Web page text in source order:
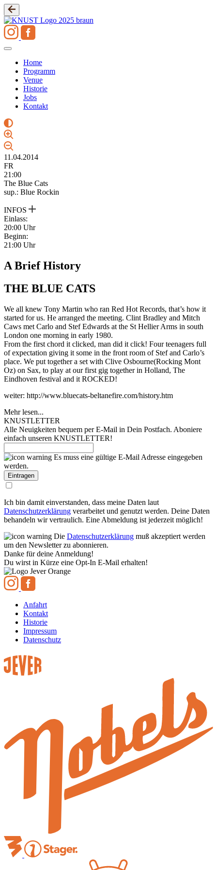
Zum
Inhalt
springen
Home
Programm
Venue
Historie
Jobs
Kontakt
11.04.2014
FR
21:00
The Blue Cats
sup.: Blue Rockin
INFOS
Einlass:
20:00 Uhr
Beginn:
21:00 Uhr
A Brief History
THE BLUE CATS
We all knew Tony Martin who ran Red Hot Records, that’s how it
started for us. He arranged the meeting. Clint Bradley and Mitch
Caws met Carlo and Stef Edwards at the St Hellier Arms in south
London one morning in early 1980.
From the first chord it clicked, man did it click! Four teenagers full
of expectation giving it some in the front room of Stef and Carlo’s
place. We put together a set with Clive Osbourne(Rocking Mont
Oz) on Sax, to play at our first gig together in Holland, The
Eindhoven festival and it ROCKED!
weiter: http://www.bluecats-beltanefire.com/history.htm
Mehr lesen...
KNUSTLETTER
Alle Neuigkeiten bequem per E-Mail in Dein Postfach. Aboniere
einfach unseren KNUSTLETTER!
Es muss eine gültige E-Mail Adresse eingegeben
werden.
Ich bin damit einverstanden, dass meine Daten laut
Datenschutzerklärung verarbeitet und genutzt werden. Deine Daten
behandeln wir vertraulich. Eine Abmeldung ist jederzeit möglich!
Die Datenschutzerklärung muß akzeptiert werden
um den Newsletter zu abonnieren.
Danke für deine Anmeldung!
Du wirst in Kürze eine Opt-In E-Mail erhalten!
Anfahrt
Kontakt
Historie
Impressum
Datenschutz